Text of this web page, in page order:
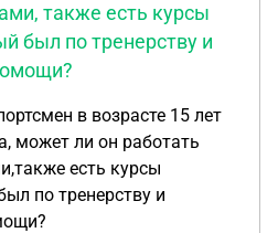
также есть курсы
был по тренерству и
в возрасте 15 лет
может ли он работать
есть курсы
по тренерству и